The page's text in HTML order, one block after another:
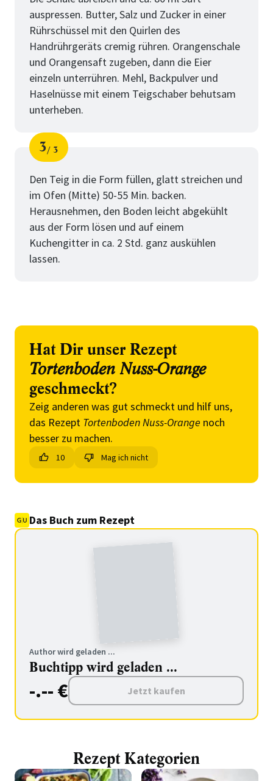
auspressen. Butter, Salz und Zucker in einer
Rührschüssel mit den Quirlen des
Handrührgeräts cremig rühren. Orangenschale
und Orangensaft zugeben, dann die Eier
einzeln unterrühren. Mehl, Backpulver und
Haselnüsse mit einem Teigschaber behutsam
unterheben.
Schritt
3
von
3
Den Teig in die Form füllen, glatt streichen und
im Ofen (Mitte) 50-55 Min. backen.
Herausnehmen, den Boden leicht abgekühlt
aus der Form lösen und auf einem
Kuchengitter in ca. 2 Std. ganz auskühlen
lassen.
Hat Dir unser Rezept
Tortenboden Nuss-Orange
geschmeckt?
Zeig anderen was gut schmeckt und hilf uns,
das Rezept Tortenboden Nuss-Orange noch
besser zu machen.
10 Mag ich nicht
Das Buch zum Rezept
Author wird geladen ...
Buchtipp wird geladen ...
-.-- € Jetzt kaufen
Rezept Kategorien